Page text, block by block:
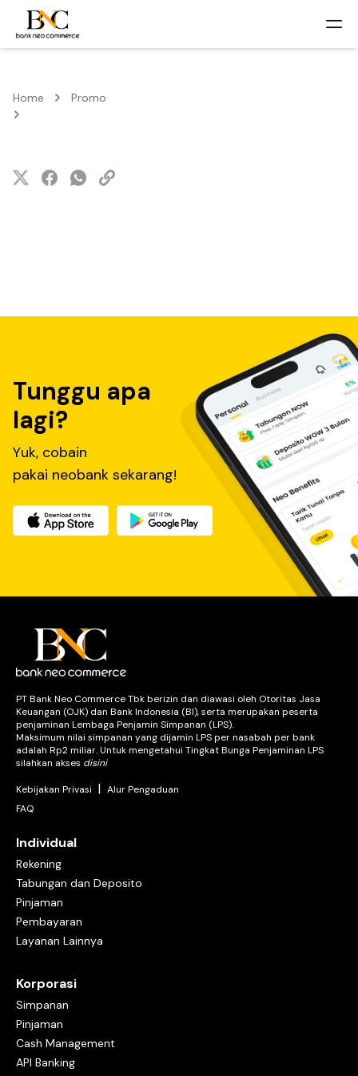
Home Promo
Tunggu apa
lagi?
Yuk, cobain
pakai neobank sekarang!
PT Bank Neo Commerce Tbk berizin dan diawasi oleh Otoritas Jasa
Keuangan (OJK) dan Bank Indonesia (BI), serta merupakan peserta
penjaminan Lembaga Penjamin Simpanan (LPS).
Maksimum nilai simpanan yang dijamin LPS per nasabah per bank
adalah Rp2 miliar. Untuk mengetahui Tingkat Bunga Penjaminan LPS
silahkan akses disini
Kebijakan Privasi | Alur Pengaduan
FAQ
Individual
Rekening
Tabungan dan Deposito
Pinjaman
Pembayaran
Layanan Lainnya
Korporasi
Simpanan
Pinjaman
Cash Management
API Banking